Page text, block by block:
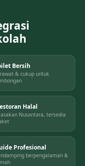
Bersih
& cukup untuk
Halal
Nusantara, tersedia
Profesional
berpengalaman &